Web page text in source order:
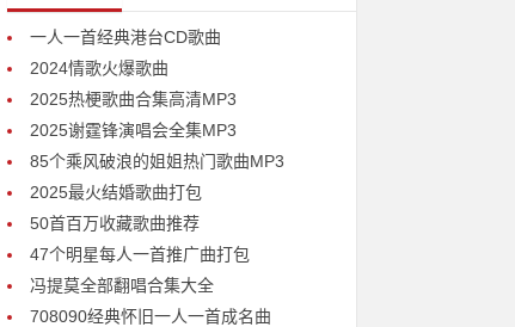
一人一首经典港台CD歌曲
2024情歌火爆歌曲
2025热梗歌曲合集高清MP3
2025谢霆锋演唱会全集MP3
85个乘风破浪的姐姐热门歌曲MP3
2025最火结婚歌曲打包
50首百万收藏歌曲推荐
47个明星每人一首推广曲打包
冯提莫全部翻唱合集大全
708090经典怀旧一人一首成名曲